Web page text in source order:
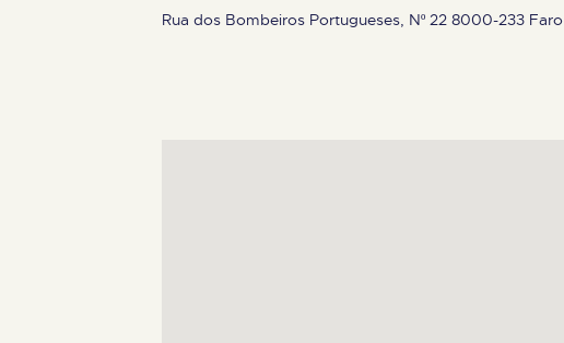
Rua dos Bombeiros Portugueses, Nº 22 8000-233 Faro